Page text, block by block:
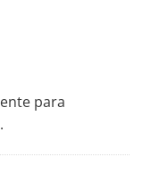
para